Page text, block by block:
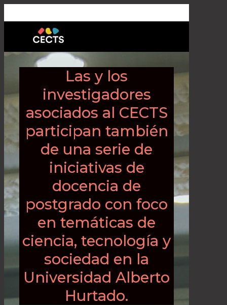
Las y los
investigadores
asociados al CECTS
participan también
de una serie de
iniciativas de
docencia de
postgrado con foco
en temáticas de
ciencia, tecnología y
sociedad en la
Universidad Alberto
Hurtado.